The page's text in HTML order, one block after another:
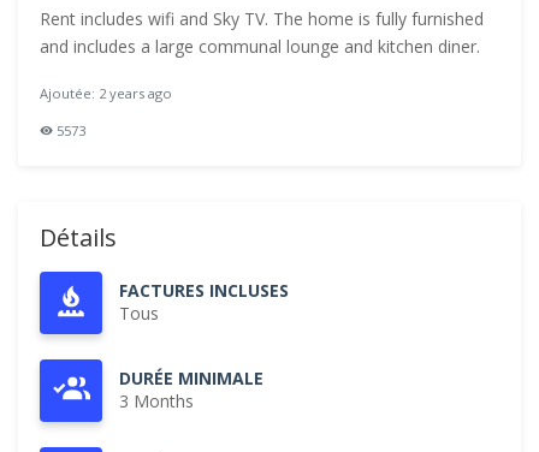
Rent includes wifi and Sky TV. The home is fully furnished
and includes a large communal lounge and kitchen diner.
Ajoutée: 2 years ago
5573
Détails
FACTURES INCLUSES
Tous
DURÉE MINIMALE
3 Months